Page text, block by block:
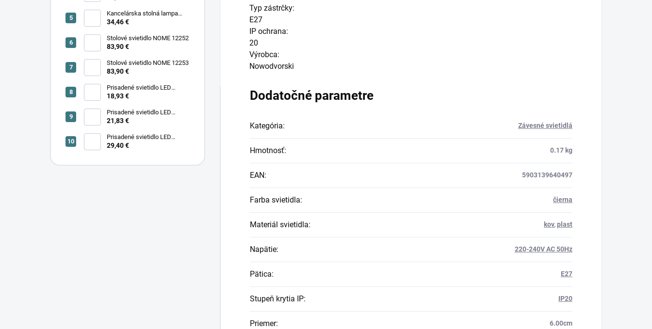
Kancelárska stolná lampa
PIXA KT-40-BE 90419
34,46 €
Stolové svietidlo NOME 12252
83,90 €
Stolové svietidlo NOME 12253
83,90 €
Prisadené svietidlo LED
18,93 €
Prisadené svietidlo LED
SONOR CCT UP 6W B 24365
21,83 €
Prisadené svietidlo LED
29,40 €
Typ zástrčky:
E27
IP ochrana:
20
Výrobca:
Nowodvorski
Dodatočné parametre
Kategória: Závesné svietidlá
Hmotnosť: 0.17 kg
EAN: 5903139640497
Farba svietidla: čierna
Materiál svietidla: kov,plast
Napätie: 220-240V AC 50Hz
Pätica: E27
Stupeň krytia IP: IP20
Priemer: 6.00cm